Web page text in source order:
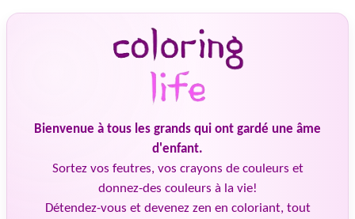
Bienvenue à tous les grands qui ont gardé une âme
d'enfant.
Sortez vos feutres, vos crayons de couleurs et
donnez-des couleurs à la vie!
Détendez-vous et devenez zen en coloriant, tout